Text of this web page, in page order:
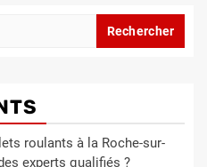
roulants à la Roche-sur-
experts qualifiés ?